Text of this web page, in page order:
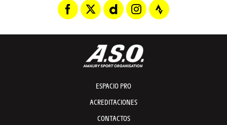
ESPACIO PRO
ACREDITACIONES
CONTACTOS